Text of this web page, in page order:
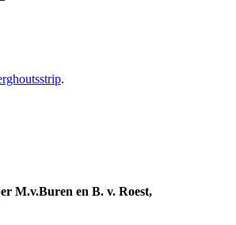
.
M.v.Buren en B. v. Roest,